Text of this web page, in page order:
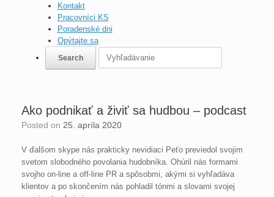
Kontakt
Pracovníci KS
Poradenské dni
Opýtajte sa
Ako podnikať a živiť sa hudbou – podcast
Posted on 25. apríla 2020
V ďalšom skype nás prakticky nevidiaci Peťo previedol svojim
svetom slobodného povolania hudobníka. Ohúril nás formami
svojho on-line a off-line PR a spôsobmi, akými si vyhľadáva
klientov a po skončením nás pohladil tónmi a slovami svojej